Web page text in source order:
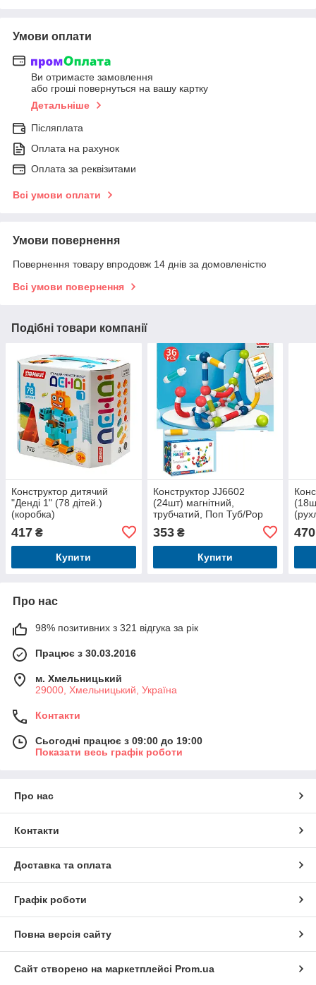
Умови оплати
Ви отримаєте замовлення
або гроші повернуться на вашу картку
Детальніше
Післяплата
Оплата на рахунок
Оплата за реквізитами
Всі умови оплати
Умови повернення
Повернення товару впродовж 14 днів за домовленістю
Всі умови повернення
Подібні товари компанії
Конструктор дитячий
"Денді 1" (78 дітей.)
(коробка)
417 ₴
Купити
Конструктор JJ6602
(24шт) магнітний,
трубчатий, Поп Туб/Pop
tube, 36дет, в коробці, 25-
15,5-6,5см
353₴
Купити
470
Про нас
98% позитивних з 321 відгука за рік
Працює з 30.03.2016
м. Хмельницький
29000, Хмельницький, Україна
Контакти
Сьогодні працює з 09:00 до 19:00
Показати весь графік роботи
Про нас
Контакти
Доставка та оплата
Графік роботи
Повна версія сайту
Сайт створено на маркетплейсі Prom.ua